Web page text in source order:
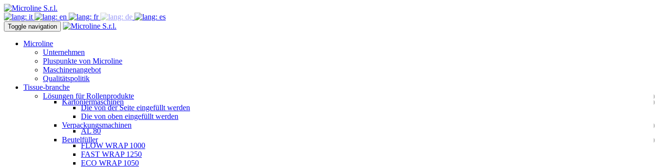
Toggle navigation
Microline
Unternehmen
Pluspunkte von Microline
Maschinenangebot
Qualitätspolitik
Tissue-branche
Lösungen für Rollenprodukte
Kartoniermaschinen
Die von der Seite eingefüllt werden
Die von oben eingefüllt werden
Verpackungsmachinen
AL 80
Beutelfüller
FLOW WRAP 1000
FAST WRAP 1250
ECO WRAP 1050